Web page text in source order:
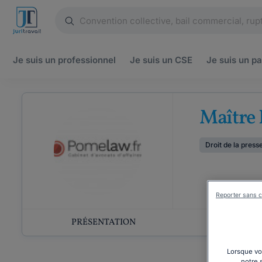
Je suis un professionnel Je suis un CSE Je suis un
Maître
Droit de la
PRÉSENTATION
Lorsque
Reporter sans